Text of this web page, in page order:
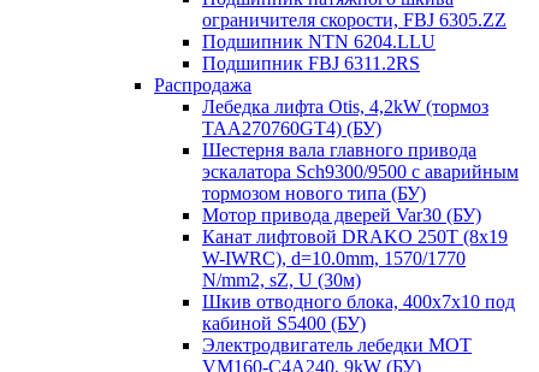
ограничителя скорости, FBJ 6305.ZZ
Подшипник NTN 6204.LLU
Подшипник FBJ 6311.2RS
Распродажа
Лебедка лифта Otis, 4,2kW (тормоз
TAA270760GT4) (БУ)
Шестерня вала главного привода
эскалатора Sch9300/9500 с аварийным
тормозом нового типа (БУ)
Мотор привода дверей Var30 (БУ)
Канат лифтовой DRAKO 250T (8x19
W-IWRC), d=10.0mm, 1570/1770
N/mm2, sZ, U (30м)
Шкив отводного блока, 400х7х10 под
кабиной S5400 (БУ)
Электродвигатель лебедки MOT
VM160-C4A240, 9kW (БУ)